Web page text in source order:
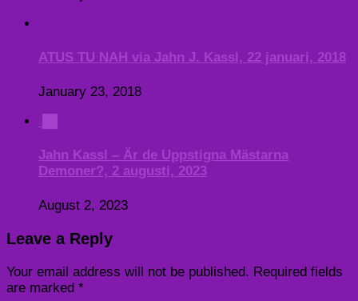
ATUS TU NAH via Jahn J. Kassl, 22 januari, 2018
January 23, 2018
Jahn Kassl – Är de Uppstigna Mästarna
Demoner?, 2 augusti, 2023
August 2, 2023
Leave a Reply
Your email address will not be published. Required fields
are marked *